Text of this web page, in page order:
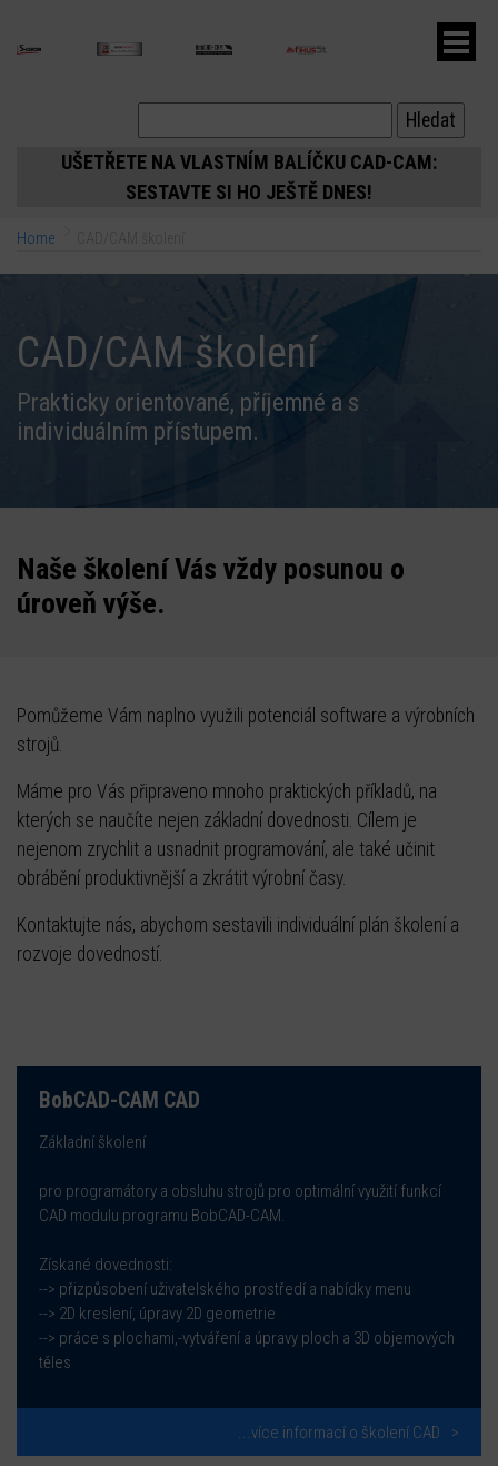
UŠETŘETE NA VLASTNÍM BALÍČKU CAD-CAM:
SESTAVTE SI HO JEŠTĚ DNES!
Home
CAD/CAM školení
Prakticky orientované, příjemné a s
individuálním přístupem.
Naše školení Vás vždy posunou o
úroveň výše.
Pomůžeme Vám naplno využili potenciál software a výrobních
strojů.
Máme pro Vás připraveno mnoho praktických příkladů, na
kterých se naučíte nejen základní dovednosti. Cílem je
nejenom zrychlit a usnadnit programování, ale také učinit
obrábění produktivnější a zkrátit výrobní časy.
Kontaktujte nás, abychom sestavili individuální plán školení a
rozvoje dovedností.
BobCAD-CAM CAD
Základní školení
pro programátory a obsluhu strojů pro optimální využití funkcí
CAD modulu programu BobCAD-CAM.
Získané dovednosti:
--> přizpůsobení uživatelského prostředí a nabídky menu
--> 2D kreslení, úpravy 2D geometrie
--> práce s plochami,-vytváření a úpravy ploch a 3D objemových
těles
...více informací o školení CAD